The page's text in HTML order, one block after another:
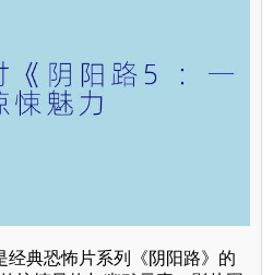
经典恐怖片系列《阴阳路》的